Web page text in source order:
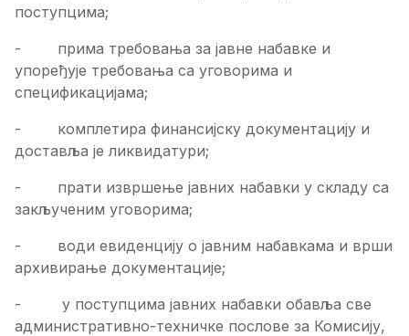
поступцима;
- прима требовања за јавне набавке и
упоређује требовања са уговорима и
спецификацијама;
- комплетира финансијску документацију и
доставља је ликвидатури;
- прати извршење јавних набавки у складу са
закљученим уговорима;
- води евиденцију о јавним набавкама и врши
архивирање документације;
- у поступцима јавних набавки обавља све
административно-техничке послове за Комисију,